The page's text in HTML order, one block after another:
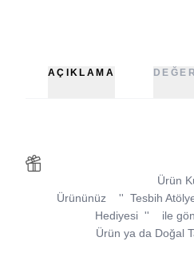
AÇIKLAMA
Ürün
Ürününüz
'' Tesbih
Hediyesi ''
ile
Ürün ya da Doğal